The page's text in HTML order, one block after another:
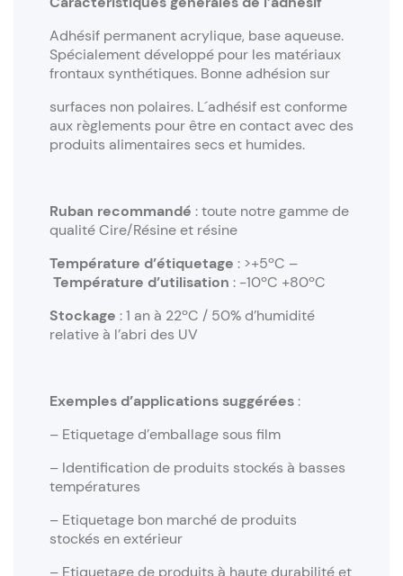
Adhésif permanent acrylique, base aqueuse.
Spécialement développé pour les matériaux
frontaux synthétiques. Bonne adhésion sur
surfaces non polaires. L´adhésif est conforme
aux règlements pour être en contact avec des
produits alimentaires secs et humides.
Ruban recommandé : toute notre gamme de
qualité Cire/Résine et résine
Température d’étiquetage : >+5ºC –
Température d’utilisation : -10ºC +80ºC
Stockage : 1 an à 22ºC / 50% d’humidité
relative à l’abri des UV
Exemples d’applications suggérées:
– Etiquetage d’emballage sous film
– Identification de produits stockés à basses
températures
– Etiquetage bon marché de produits
stockés en extérieur
– Etiquetage de produits à haute durabilité et